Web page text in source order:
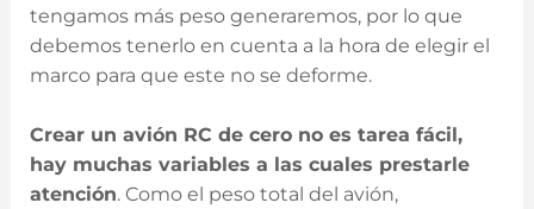
tengamos más peso generaremos, por lo que
debemos tenerlo en cuenta a la hora de elegir el
marco para que este no se deforme.
Crear un avión RC de cero no es tarea fácil,
hay muchas variables a las cuales prestarle
atención. Como el peso total del avión,